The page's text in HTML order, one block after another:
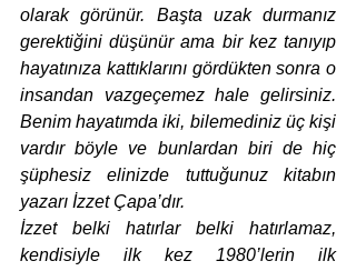
olarak görünür. Başta uzak durmanız
gerektiğini düşünür ama bir kez tanıyıp
hayatınıza kattıklarını gördükten sonra o
insandan vazgeçemez hale gelirsiniz.
Benim hayatımda iki, bilemediniz üç kişi
vardır böyle ve bunlardan biri de hiç
şüphesiz elinizde tuttuğunuz kitabın
yazarı İzzet Çapa’dır.
İzzet belki hatırlar belki hatırlamaz,
kendisiyle ilk kez 1980’lerin ilk